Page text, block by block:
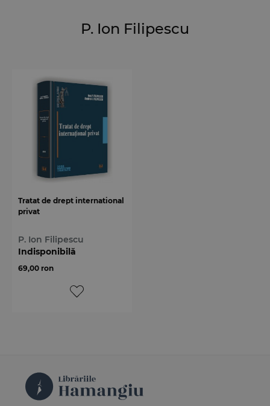
P. Ion Filipescu
Tratat de drept international
privat
P. Ion Filipescu
Indisponibilă
69,00 ron